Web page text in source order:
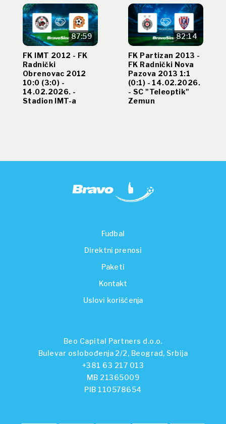
87:59
FK IMT 2012 - FK
Radnički
Obrenovac 2012
10:0 (3:0) -
14.02.2026. -
Stadion IMT-a
82:14
FK Partizan 2013 -
FK Radnički Nova
Pazova 2013 1:1
(0:1) - 14.02.2026.
- SC "Teleoptik"
Zemun
Fudbal
Direktni prenosi
Paketi
Kontakt
Uslovi korišćenja
Beo Capital Partners d.o.o.
Bulevar oslobođenja 2/2, Beograd, Srbija
+381 63 217 013
MB 21365009
PIB 110578654